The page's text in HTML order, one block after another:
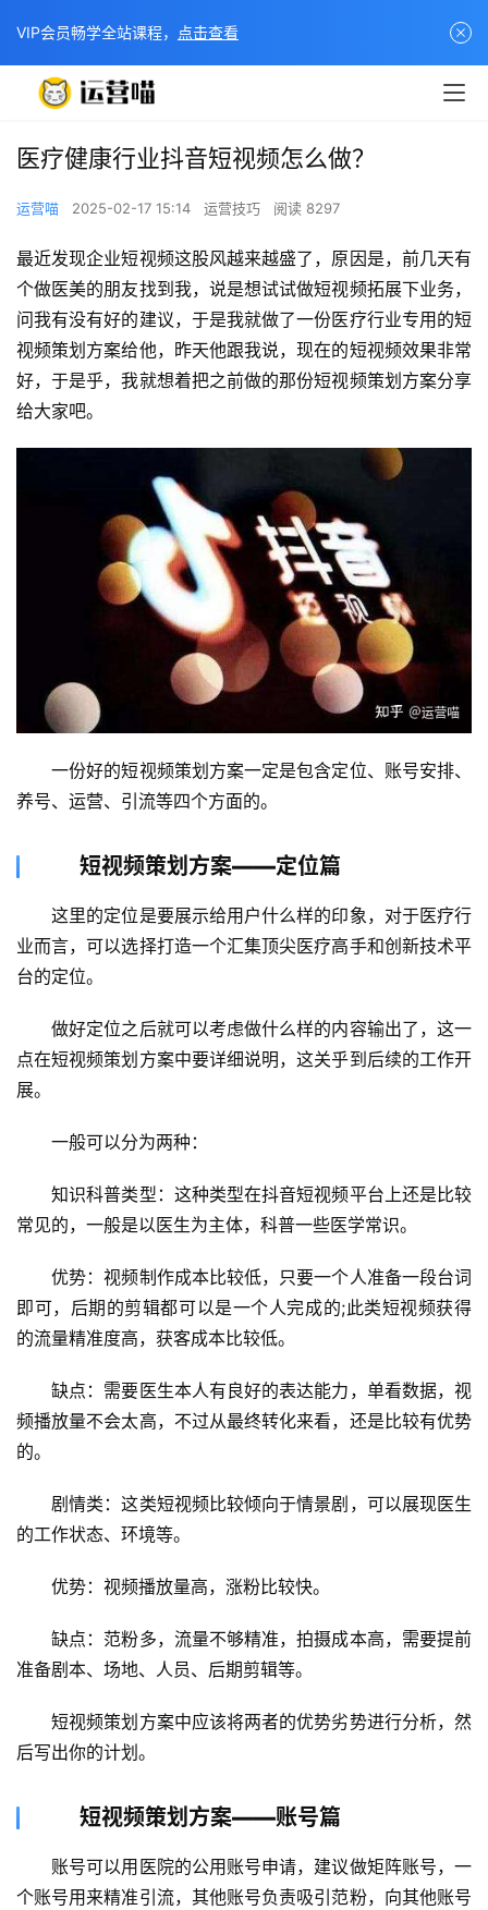
医疗健康行业抖音短视频怎么做？
运营喵 2025-02-17 15:14 运营技巧 阅读 8297
最近发现企业短视频这股风越来越盛了，原因是，前几天有
个做医美的朋友找到我，说是想试试做短视频拓展下业务，
问我有没有好的建议，于是我就做了一份医疗行业专用的短
视频策划方案给他，昨天他跟我说，现在的短视频效果非常
好，于是乎，我就想着把之前做的那份短视频策划方案分享
给大家吧。
一份好的短视频策划方案一定是包含定位、账号安排、
养号、运营、引流等四个方面的。
短视频策划方案——定位篇
这里的定位是要展示给用户什么样的印象，对于医疗行
业而言，可以选择打造一个汇集顶尖医疗高手和创新技术平
台的定位。
做好定位之后就可以考虑做什么样的内容输出了，这一
点在短视频策划方案中要详细说明，这关乎到后续的工作开
展。
一般可以分为两种：
知识科普类型：这种类型在抖音短视频平台上还是比较
常见的，一般是以医生为主体，科普一些医学常识。
优势：视频制作成本比较低，只要一个人准备一段台词
即可，后期的剪辑都可以是一个人完成的;此类短视频获得
的流量精准度高，获客成本比较低。
缺点：需要医生本人有良好的表达能力，单看数据，视
频播放量不会太高，不过从最终转化来看，还是比较有优势
的。
剧情类：这类短视频比较倾向于情景剧，可以展现医生
的工作状态、环境等。
优势：视频播放量高，涨粉比较快。
缺点：范粉多，流量不够精准，拍摄成本高，需要提前
准备剧本、场地、人员、后期剪辑等。
短视频策划方案中应该将两者的优势劣势进行分析，然
后写出你的计划。
短视频策划方案——账号篇
账号可以用医院的公用账号申请，建议做矩阵账号，一
个账号用来精准引流，其他账号负责吸引范粉，向其他账号
VIP会员畅学全站课程， 点击查看